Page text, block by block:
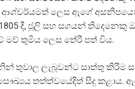
ආශ්චර්යමත් ලෙස ඇගේ
දී, ජූලි සහ සගයන්
තුමිය ලෙස තේරී පත් විය.
තුවාල ලැබූවන්ට සාත්තු
තත්ත්වයේදීත් සිදු කළාය.